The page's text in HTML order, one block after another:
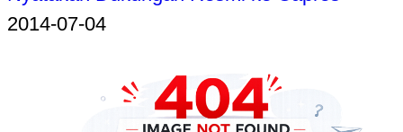
2014-07-04